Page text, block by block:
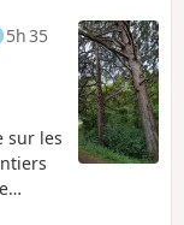
5h 35
sur les